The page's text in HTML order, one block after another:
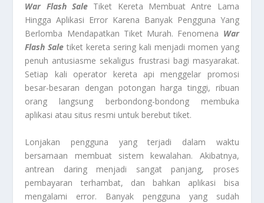
War Flash Sale Tiket Kereta Membuat Antre Lama
Hingga Aplikasi Error Karena Banyak Pengguna Yang
Berlomba Mendapatkan Tiket Murah. Fenomena War
Flash Sale tiket kereta sering kali menjadi momen yang
penuh antusiasme sekaligus frustrasi bagi masyarakat.
Setiap kali operator kereta api menggelar promosi
besar-besaran dengan potongan harga tinggi, ribuan
orang langsung berbondong-bondong membuka
aplikasi atau situs resmi untuk berebut tiket.
Lonjakan pengguna yang terjadi dalam waktu
bersamaan membuat sistem kewalahan. Akibatnya,
antrean daring menjadi sangat panjang, proses
pembayaran terhambat, dan bahkan aplikasi bisa
mengalami error. Banyak pengguna yang sudah